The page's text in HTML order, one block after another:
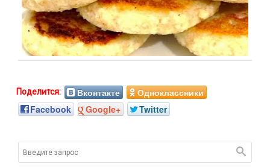
Вконтакте
Одноклассники
Facebook
Google+ Twitter